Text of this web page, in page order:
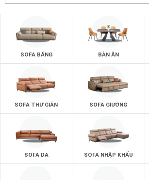
SOFA BĂNG BÀN ĂN
SOFA THƯ GIÃN SOFA GIƯỜNG
SOFA DA SOFA NHẬP KHẨU